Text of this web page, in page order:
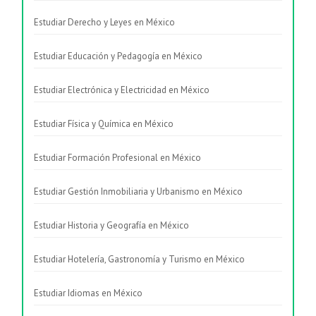
Estudiar Derecho y Leyes en México
Estudiar Educación y Pedagogía en México
Estudiar Electrónica y Electricidad en México
Estudiar Física y Química en México
Estudiar Formación Profesional en México
Estudiar Gestión Inmobiliaria y Urbanismo en México
Estudiar Historia y Geografía en México
Estudiar Hotelería, Gastronomía y Turismo en México
Estudiar Idiomas en México